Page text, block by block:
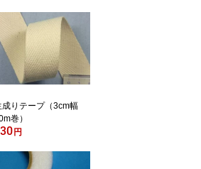
成りテープ（3cm幅
巻）
円